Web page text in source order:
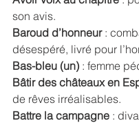
son avis.
Baroud d’honneur :
désespéré, livré pour
Bas-bleu (un) : femme
Bâtir des châteaux en
de rêves irréalisables.
Battre la campagne :